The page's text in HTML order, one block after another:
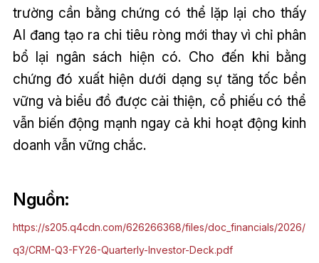
trường cần bằng chứng có thể lặp lại cho thấy
AI đang tạo ra chi tiêu ròng mới thay vì chỉ phân
bổ lại ngân sách hiện có. Cho đến khi bằng
chứng đó xuất hiện dưới dạng sự tăng tốc bền
vững và biểu đồ được cải thiện, cổ phiếu có thể
vẫn biến động mạnh ngay cả khi hoạt động kinh
doanh vẫn vững chắc.
Nguồn:
https://s205.q4cdn.com/626266368/files/doc_financials/2026/
q3/CRM-Q3-FY26-Quarterly-Investor-Deck.pdf